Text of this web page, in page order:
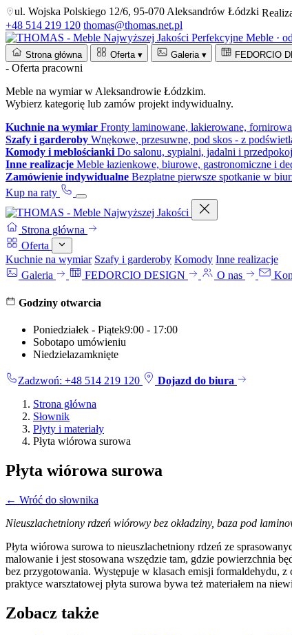
ul. Wojska Polskiego 12/6, 95-070 Aleksandrów Łódzki
+48 514 219 120 thomas@thomas.net.pl
Perfekcyjne Meble ·
Strona główna Oferta ▾ Galeria ▾ FEDORCIO
- Oferta pracowni
Meble na wymiar w Aleksandrowie Łódzkim.
Wybierz kategorię lub zamów projekt indywidualny.
Kuchnie na wymiar Fronty laminowane, lakierowane,
Szafy i garderoby Wnękowe, przesuwne, pod skos - z
Komody i meblościanki Do salonu, sypialni, jadalni i
Inne realizacje Meble łazienkowe, biurowe, gastronomiczne i
Zamówienie indywidualne Bezpłatne pierwsze spotkanie w
Kup na raty
Strona główna
Oferta
Kuchnie na wymiar Szafy i garderoby Komody Inne realizacje
Galeria
FEDORCIO DESIGN O nas
Godziny otwarcia
Poniedziałek - Piątek9:00 - 17:00
Sobotapo umówieniu
Niedzielazamknięte
Zadzwoń: +48 514 219 120
Dojazd do biura
Strona główna
Słownik
Płyty i materiały
Płyta wiórowa surowa
Płyta wiórowa surowa
← Wróć do słownika
Nieuszlachetniony rdzeń wiórowy bez okładziny, baza pod
Płyta wiórowa surowa to nieuszlachetniony rdzeń ze
malowanie i jest stosowana wszędzie tam, gdzie powierzchnia
bez przygotowania. Występuje w klasach emisji formaldehydu,
praktyce warsztatowej płyta surowa bywa też materiałem na
Zobacz także